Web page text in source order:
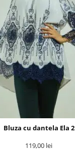
Bluza cu dantela Ela 2
119,00 lei